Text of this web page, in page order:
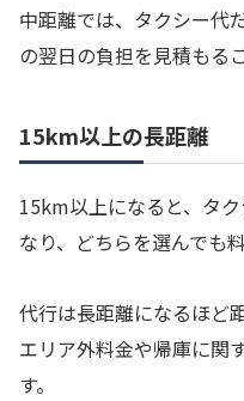
中距離では、タクシー代
の翌日の負担を見積もる
15km以上の長距離
15km以上になると、タ
なり、どちらを選んでも
代行は長距離になるほど
エリア外料金や帰庫に関
す。